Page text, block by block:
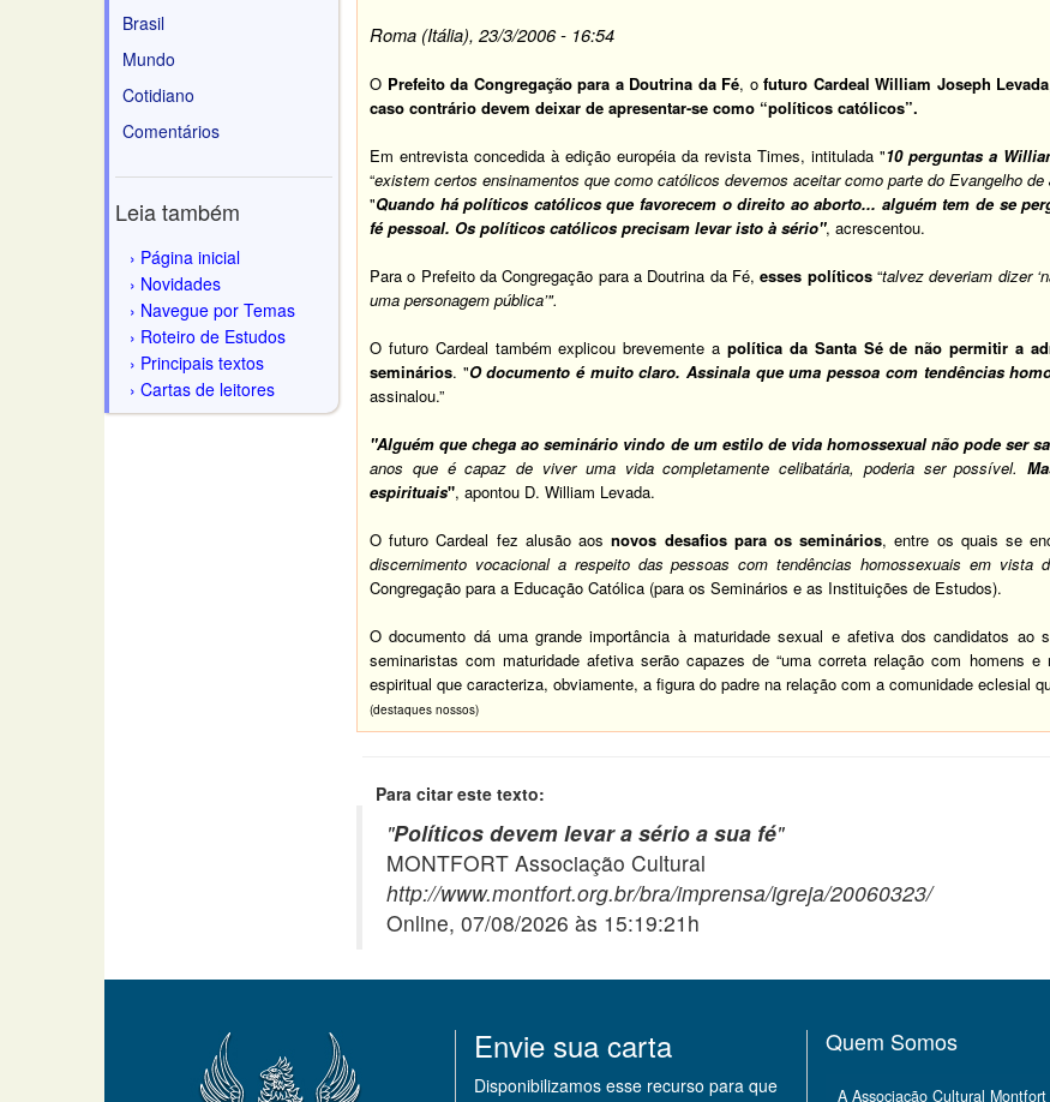
Brasil
Mundo
Cotidiano
Comentários
Leia também
Página inicial
Novidades
Navegue por Temas
Roteiro de Estudos
Principais textos
Cartas de leitores
Roma (Itália), 23/3/2006 - 16:54
O Prefeito da Congregação para a Doutrina da Fé, ofuturo Cardeal William Joseph Levada
caso contrário devem deixar de apresentar-se como “políticos católicos”.
Em entrevista concedida à edição européia da revista Times, intitulada "10 perguntas a
“existem certos ensinamentos que como católicos devemos aceitar como parte do Evangelho de
"Quando há políticos católicos que favorecem o direito ao aborto... alguém tem de se
fé pessoal. Os políticos católicos precisam levar isto à sério", acrescentou.
Para o Prefeito da Congregação para a Doutrina da Fé,esses políticos“talvez deveriam dizer
uma personagem pública’".
O futuro Cardeal também explicou brevemente a política da Santa Sé de não permitir a
seminários. "O documento é muito claro. Assinala que uma pessoa com tendências
assinalou.”
"Alguém que chega ao seminário vindo de um estilo de vida homossexual não pode ser
anos que é capaz de viver uma vida completamente celibatária, poderia ser possível.
espirituais", apontou D. William Levada.
O futuro Cardeal fez alusão aosnovos desafios para os seminários, entre os quais se
discernimento vocacional a respeito das pessoas com tendências homossexuais em
Congregação para a Educação Católica (para os Seminários e as Instituições de Estudos).
O documento dá uma grande importância à maturidade sexual e afetiva dos candidatos ao
seminaristas com maturidade afetiva serão capazes de “uma correta relação com homens
espiritual que caracteriza, obviamente, a figura do padre na relação com a comunidade eclesial
(destaques nossos)
Para citar este texto:
"Políticos devem levar a sério a sua fé"
MONTFORT Associação Cultural
http://www.montfort.org.br/bra/imprensa/igreja/20060323/
Online, 07/08/2026 às 15:19:21h
Envie sua carta
Disponibilizamos esse recurso para que
Quem Somos
A Associação Cultural Montfort